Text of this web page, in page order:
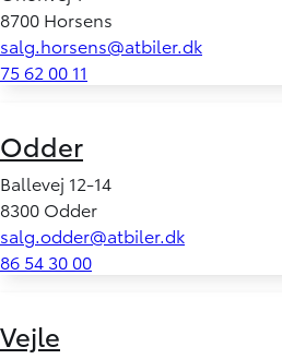
8700 Horsens
salg.horsens@atbiler.dk
75 62 00 11
Odder
Ballevej 12-14
8300 Odder
salg.odder@atbiler.dk
86 54 30 00
Vejle